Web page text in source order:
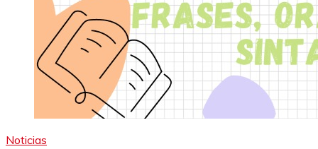
Noticias